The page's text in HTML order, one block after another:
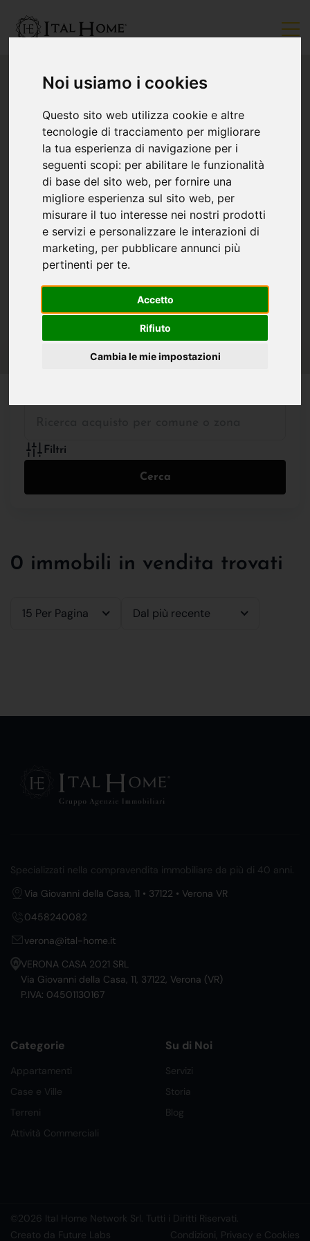
Noi usiamo i cookies
Questo sito web utilizza cookie e altre
tecnologie di tracciamento per migliorare
la tua esperienza di navigazione per i
seguenti scopi: per abilitare le funzionalità
di base del sito web, per fornire una
migliore esperienza sul sito web, per
misurare il tuo interesse nei nostri prodotti
e servizi e personalizzare le interazioni di
marketing, per pubblicare annunci più
pertinenti per te.
Accetto
Rifiuto
Cambia le mie impostazioni
Filtri
Cerca
0 immobili in vendita trovati
15 Per Pagina Dal più recente
Specializzati nella compravendita immobiliare da più di 40 anni.
Via Giovanni della Casa, 11 • 37122 • Verona VR
0458240082
verona@ital-home.it
VERONA CASA 2021 SRL
Via Giovanni della Casa, 11, 37122, Verona (VR)
P.IVA: 04501130167
Categorie
Appartamenti
Case e Ville
Terreni
Attività Commerciali
Su di Noi
Servizi
Storia
Blog
©2026 Ital Home Network Srl. Tutti i Diritti Riservati.
Creato da Future Labs
Condizioni, Privacy e Cookies